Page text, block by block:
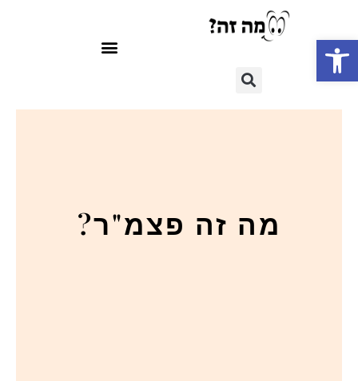
פתח סרגל נגישות
מה זה פצמ"ר?